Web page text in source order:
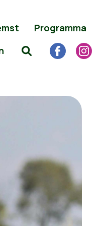
Programma